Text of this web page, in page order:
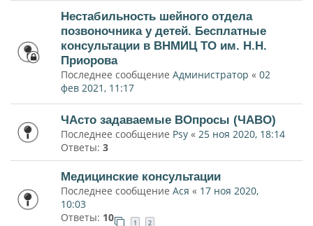
Нестабильность шейного отдела
позвоночника у детей. Бесплатные
консультации в ВНМИЦ ТО им. Н.Н.
Приорова
Последнее сообщение Администратор « 02
фев 2021, 11:17
ЧАсто задаваемые ВОпросы (ЧАВО)
Последнее сообщение Psy « 25 ноя 2020, 18:14
Ответы: 3
Медицинские консультации
Последнее сообщение Ася « 17 ноя 2020,
10:03
Ответы: 10 1 2